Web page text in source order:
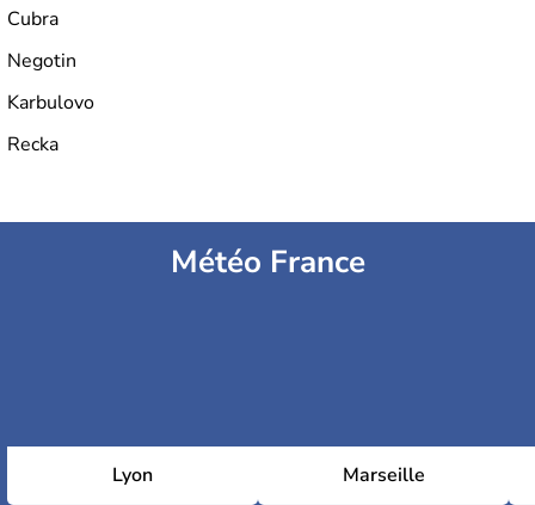
Cubra
Negotin
Karbulovo
Recka
Météo France
Lyon Marseille